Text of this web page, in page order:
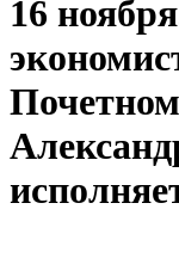
16